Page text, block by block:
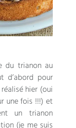
du trianon au
d’abord pour
hier (oui
une fois !!!) et
un trianon
(je me suis